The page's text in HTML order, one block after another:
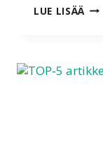
LUE LISÄÄ FI-